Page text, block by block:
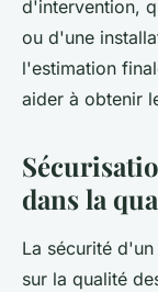
d'intervention,
ou d'une
l'estimation
aider à obtenir
dans la
La sécurité
sur la qualité